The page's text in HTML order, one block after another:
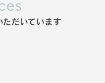
ただいています